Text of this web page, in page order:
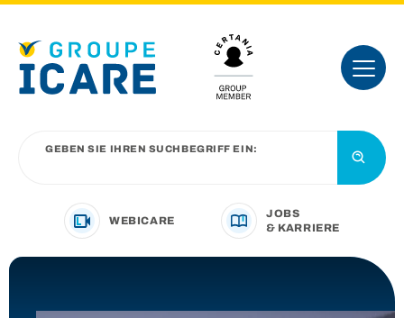
GEBEN SIE IHREN SUCHBEGRIFF EIN:
WEBICARE
JOBS
& KARRIERE